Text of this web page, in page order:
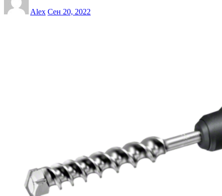
Alex Сен 20, 2022